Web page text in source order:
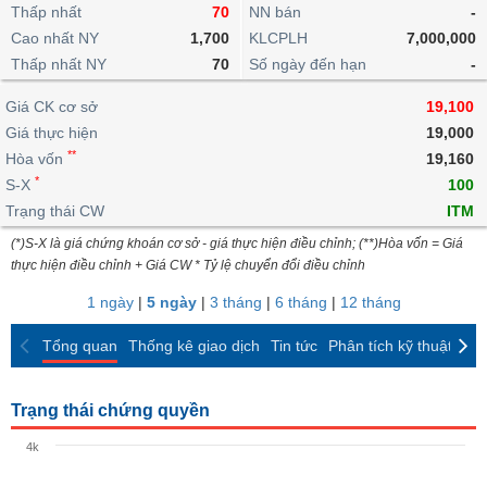
lỗ
dịch
nội
Niên
giám
Tài
liệu
cổ
Định
giá
ngoài
doanh
Top
cổ
phiếu
ngành
giao
dịch
dịch
Chứng
quyền
quan
Thống
giao
dịch
Thống
giao
dịch
Tin
tức
Phân
tích
kỹ
thuật
trực
tuyến
Bộ
lọc
cổ
So
sánh
Báo
cáo
Vĩ
mô
lai
Chứng
quyền
Trái
phiếu
IR
Awards
tạo
Dịch
vụ
Thấp nhất
70
Cao nhất NY
1,700
Thấp nhất NY
70
NN bán
-
KLCPLH
7,000,000
Số ngày đến hạn
-
Giá CK cơ sở
19,100
Giá thực hiện
19,000
Hòa vốn **
19,160
S-X *
100
Trạng thái CW
ITM
(*)S-X là giá chứng khoán cơ sở - giá thực hiện điều chỉnh; (**)Hòa vốn = Giá
thực hiện điều chỉnh + Giá CW * Tỷ lệ chuyển đổi điều chỉnh
1 ngày| 5 ngày| 3 tháng | 6 tháng | 12 tháng
Tổng quan Thống kê giao dịch Tin tức Phân tích kỹ thuật
Trạng thái chứng quyền
4k
BẤT
ĐỘNG
SẢN
TÀI
CHÍNH
HÀNG
KINH